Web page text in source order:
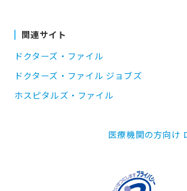
関連サイト
ドクターズ・ファイル
ドクターズ・ファイル ジョブズ
ホスピタルズ・ファイル
医療機関の方向け